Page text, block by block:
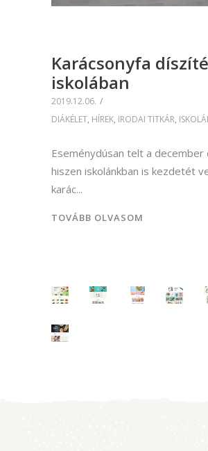
Karácsonyfa
iskolában
2019.12.06.
DIÁKÉLET, HÍREK, IRODAI TITKÁR,
Eseménydúsan telt a december
hiszen iskolánkban is kezdetét
karác
TOVÁBB OLVASOM